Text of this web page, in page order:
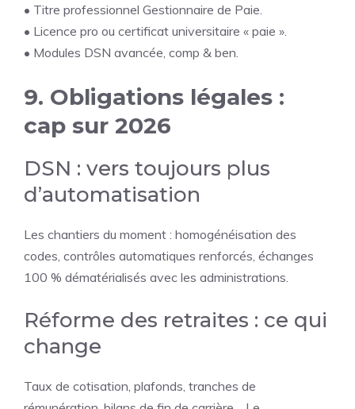
• Titre professionnel Gestionnaire de Paie.
• Licence pro ou certificat universitaire « paie ».
• Modules DSN avancée, comp & ben.
9. Obligations légales :
cap sur 2026
DSN : vers toujours plus
d’automatisation
Les chantiers du moment : homogénéisation des
codes, contrôles automatiques renforcés, échanges
100 % dématérialisés avec les administrations.
Réforme des retraites : ce qui
change
Taux de cotisation, plafonds, tranches de